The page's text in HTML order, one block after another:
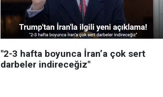
"2-3 hafta boyunca İran’a çok sert
darbeler indireceğiz"